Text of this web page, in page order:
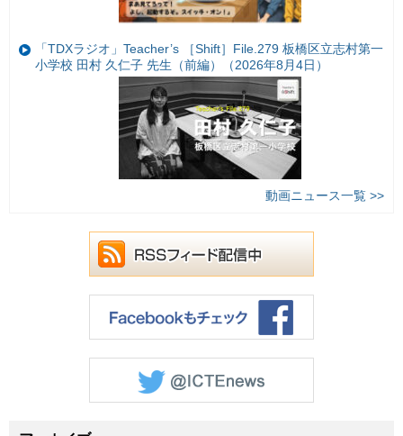
「TDXラジオ」Teacher’s ［Shift］File.279 板橋区立志村第一
小学校 田村 久仁子 先生（前編）（2026年8月4日）
動画ニュース一覧 >>